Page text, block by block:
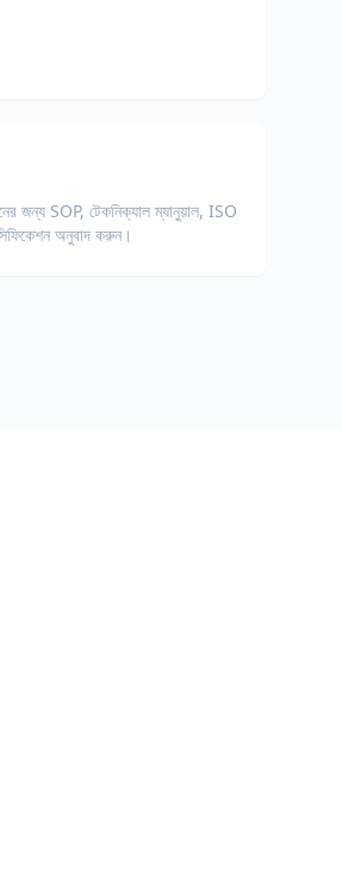
জন্য SOP, টেকনিক্যাল ম্যানুয়াল, ISO
অনুবাদ করুন।